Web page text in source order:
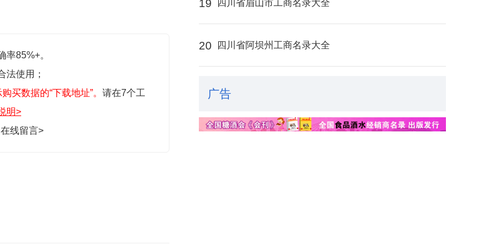
率85%+。
法使用；
买数据的“下载地址”。 请在7个工
明>
在线留言>
19 四川省眉山市工商名录大全
20 四川省阿坝州工商名录大全
广告